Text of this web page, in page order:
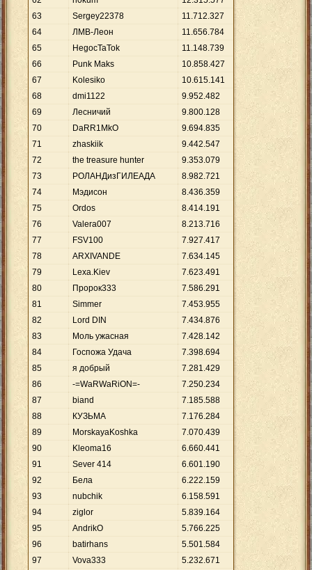
63
Sergey22378 11.712.327
64
ЛМВ-Леон 11.656.784
65
HegocTaTok 11.148.739
66
Punk Maks 10.858.427
67
Kolesiko 10.615.141
68
dmi1122 9.952.482
69
Лесничий 9.800.128
70
DaRR1MkO 9.694.835
71
zhaskiik 9.442.547
72
the treasure hunter 9.353.079
73
РОЛАНДизГИЛЕАДА 8.982.721
74
Мэдисон 8.436.359
75
Ordos 8.414.191
76
Valera007 8.213.716
77
FSV100 7.927.417
78
ARXIVANDE 7.634.145
79
Lexa.Kiev 7.623.491
80
Пророк333 7.586.291
81
Simmer 7.453.955
82
Lord DIN 7.434.876
83
Моль ужасная 7.428.142
84
Госпожа Удача 7.398.694
85
я добрый 7.281.429
86
-=WaRWaRiON=- 7.250.234
87
biand 7.185.588
88
КУЗЬМА 7.176.284
89
MorskayaKoshka 7.070.439
90
Kleoma16 6.660.441
91
Sever 414 6.601.190
92
Бела 6.222.159
93
nubchik 6.158.591
94
ziglor 5.839.164
95
AndrikO 5.766.225
96
batirhans 5.501.584
97
Vova333 5.232.671